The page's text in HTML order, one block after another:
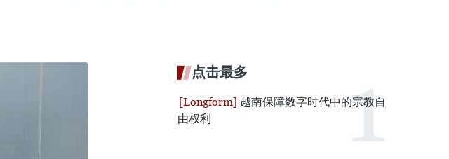
点击最多
越南保障数字时代中的宗教自
由权利